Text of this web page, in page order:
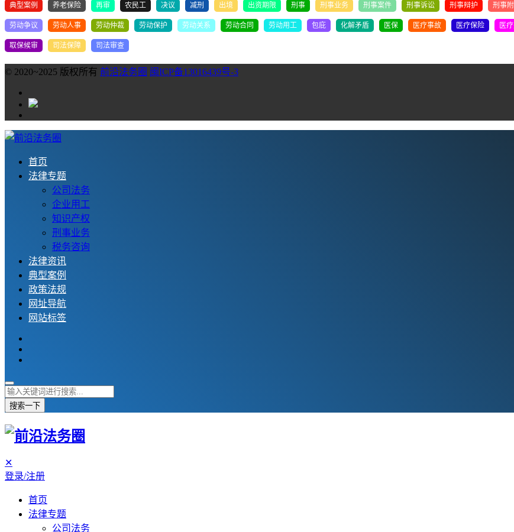
典型案例 养老保险 再审 农民工 决议 减刑 出境 出资期限 刑事 刑事业务 刑事案件 刑事诉讼 刑事辩护 刑事
劳动争议 劳动人事 劳动仲裁 劳动保护 劳动关系 劳动合同 劳动用工 包庇 化解矛盾 医保 医疗事故 医疗保险 医
取保候审 司法保障 司法审查
© 2020~2025 版权所有 前沿法务圈 闽ICP备13016439号-3
首页
法律专题
公司法务
企业用工
知识产权
刑事业务
税务咨询
法律资讯
典型案例
政策法规
网址导航
网站标签
搜索一下
✕
登录/注册
首页
法律专题
公司法务